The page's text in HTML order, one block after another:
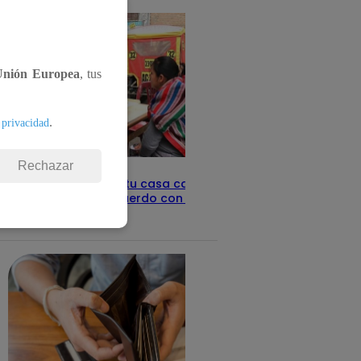
Revisa con tu DNI si tu casa califica
como pobre, de acuerdo con el Sisfoh
Europea, tus
.
Rechazar